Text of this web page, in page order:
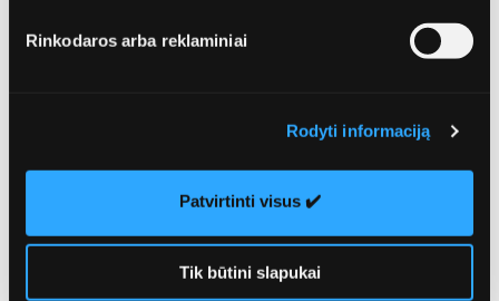
Rinkodaros arba reklaminiai
Rodyti informaciją
Patvirtinti visus ✔️
Tik būtini slapukai